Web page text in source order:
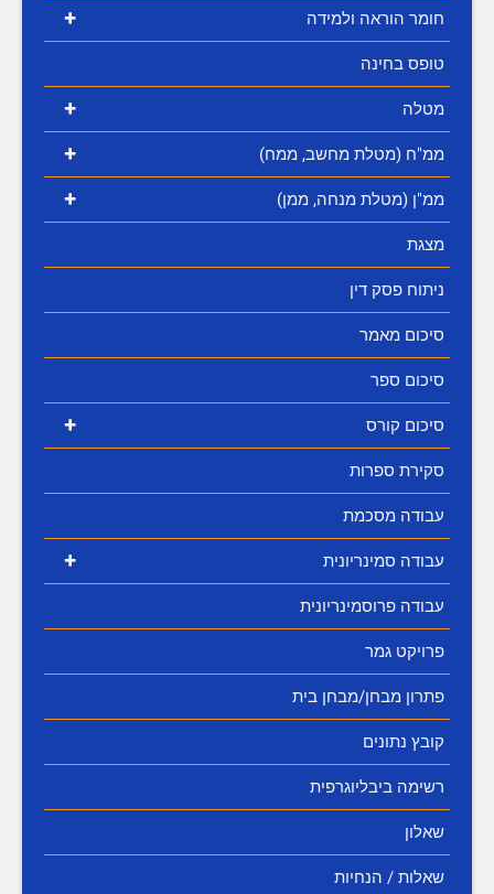
+
חומר הוראה ולמידה
טופס בחינה
+ מטלה
+ ממ"ח (מטלת מחשב, ממח)
+
ממ"ן (מטלת מנחה, ממן)
מצגת
ניתוח פסק דין
סיכום מאמר
סיכום ספר
+
סיכום קורס
סקירת ספרות
עבודה מסכמת
+
עבודה סמינריונית
עבודה פרוסמינריונית
פרויקט גמר
פתרון מבחן/מבחן בית
קובץ נתונים
רשימה ביבליוגרפית
שאלון
שאלות / הנחיות